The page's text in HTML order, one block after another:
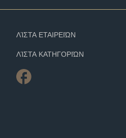
ΛΊΣΤΑ ΕΤΑΙΡΕΙΏΝ
ΛΊΣΤΑ ΚΑΤΗΓΟΡΙΏΝ